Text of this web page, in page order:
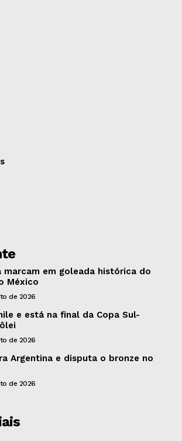
marcam em goleada histórica do
México
de 2026
e está na final da Copa Sul-
de 2026
Argentina e disputa o bronze no
de 2026